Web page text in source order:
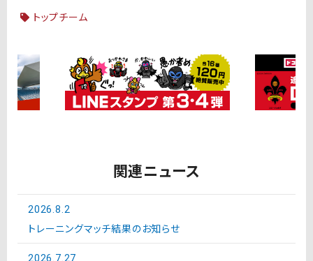
トップチーム
関連ニュース
2026.8.2
トレーニングマッチ結果のお知らせ
2026.7.27